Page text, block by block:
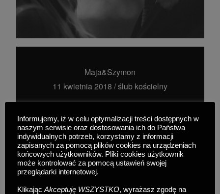
Maja&Szymon
11 kwietnia 2018 /ślub kościelny
Informujemy, iż w celu optymalizacji treści dostępnych w
naszym serwisie oraz dostosowania ich do Państwa
indywidualnych potrzeb, korzystamy z informacji
zapisanych za pomocą plików cookies na urządzeniach
końcowych użytkowników. Pliki cookies użytkownik
może kontrolować za pomocą ustawień swojej
przeglądarki internetowej.
Klikając Akceptuję WSZYSTKO, wyrażasz zgodę na